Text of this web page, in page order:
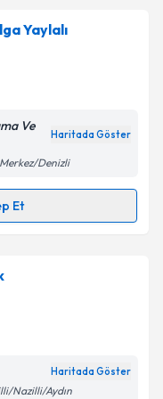
talebi oluşturun.
için bir takvim
ilişkinAydınlatma
belirtilen
ediyorum.
Yaylalı
Ve
Haritada Göster
Denizli
Et
randevu
e-posta ile
Haritada Göster
Nazilli/Aydın